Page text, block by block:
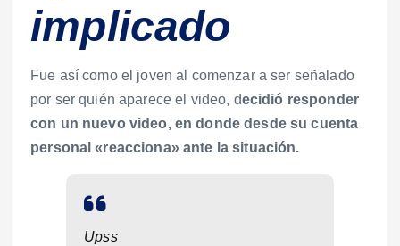
implicado
Fue así como el joven al comenzar a ser señalado
por ser quién aparece el video, decidió responder
con un nuevo video, en donde desde su cuenta
personal «reacciona» ante la situación.
Upss